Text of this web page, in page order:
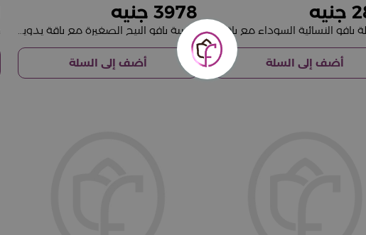
محفظة بافو النسائية السوداء مع باقة من الورود الحمراء
أضف إلى السلة
3978
حقيبة بافو البيج الصغيرة مع باقة يدوية من 20 وردة حمراء
أضف إلى السلة